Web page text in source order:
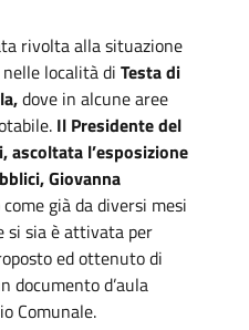
rivolta alla situazione
località di Testa di
dove in alcune aree
Il Presidente del
ascoltata l’esposizione
Giovanna
già da diversi mesi
si sia è attivata per
ed ottenuto di
documento d’aula
Comunale.